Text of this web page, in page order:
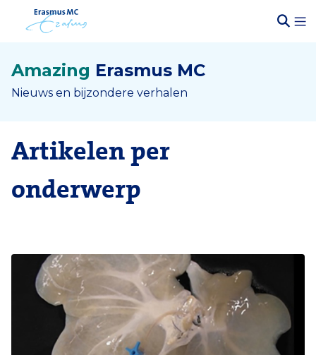
Amazing Erasmus MC
Nieuws en bijzondere verhalen
Artikelen per
onderwerp